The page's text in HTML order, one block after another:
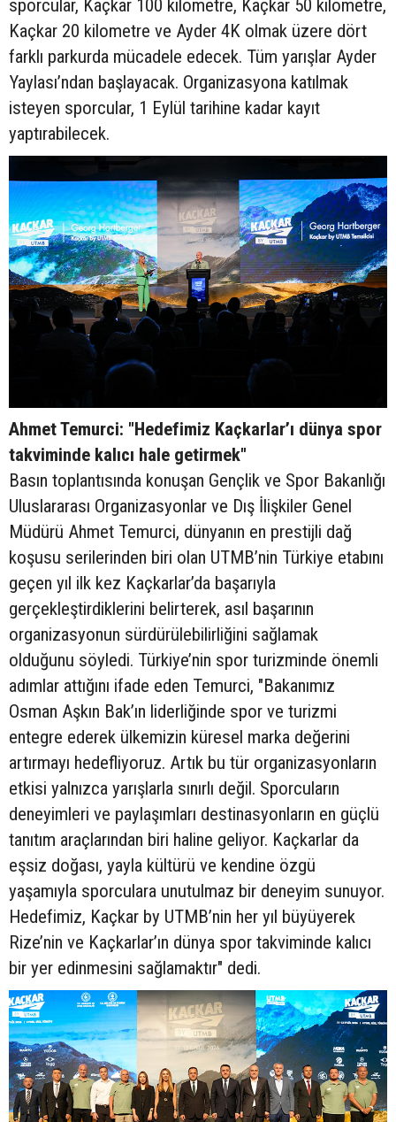
sporcular, Kaçkar 100 kilometre, Kaçkar 50 kilometre,
Kaçkar 20 kilometre ve Ayder 4K olmak üzere dört
farklı parkurda mücadele edecek. Tüm yarışlar Ayder
Yaylası’ndan başlayacak. Organizasyona katılmak
isteyen sporcular, 1 Eylül tarihine kadar kayıt
yaptırabilecek.
Ahmet Temurci: "Hedefimiz Kaçkarlar’ı dünya spor
takviminde kalıcı hale getirmek"
Basın toplantısında konuşan Gençlik ve Spor Bakanlığı
Uluslararası Organizasyonlar ve Dış İlişkiler Genel
Müdürü Ahmet Temurci, dünyanın en prestijli dağ
koşusu serilerinden biri olan UTMB’nin Türkiye etabını
geçen yıl ilk kez Kaçkarlar’da başarıyla
gerçekleştirdiklerini belirterek, asıl başarının
organizasyonun sürdürülebilirliğini sağlamak
olduğunu söyledi. Türkiye’nin spor turizminde önemli
adımlar attığını ifade eden Temurci, "Bakanımız
Osman Aşkın Bak’ın liderliğinde spor ve turizmi
entegre ederek ülkemizin küresel marka değerini
artırmayı hedefliyoruz. Artık bu tür organizasyonların
etkisi yalnızca yarışlarla sınırlı değil. Sporcuların
deneyimleri ve paylaşımları destinasyonların en güçlü
tanıtım araçlarından biri haline geliyor. Kaçkarlar da
eşsiz doğası, yayla kültürü ve kendine özgü
yaşamıyla sporculara unutulmaz bir deneyim sunuyor.
Hedefimiz, Kaçkar by UTMB’nin her yıl büyüyerek
Rize’nin ve Kaçkarlar’ın dünya spor takviminde kalıcı
bir yer edinmesini sağlamaktır" dedi.